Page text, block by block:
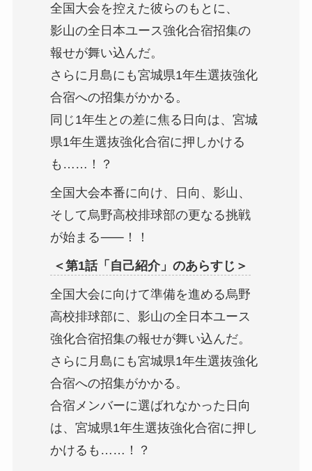
全国大会を控えた彼らのもとに、
影山の全日本ユース強化合宿招集の
報せが舞い込んだ。
さらに月島にも宮城県1年生選抜強化
合宿への招集がかかる。
同じ1年生との差に焦る日向は、 宮城
県1年生選抜強化合宿に押しかける
も……！？
全国大会本番に向け、
日向、影山、
そして烏野高校排球部の更なる挑戦
が始まる⸺！！
＜第1話「自己紹介」のあらすじ＞
全国大会に向けて準備を進める烏野
高校排球部に、影山の全日本ユース
強化合宿招集の報せが舞い込んだ。
さらに月島にも宮城県1年生選抜強化
合宿への招集がかかる。
合宿メンバーに選ばれなかった日向
は、宮城県1年生選抜強化合宿に押し
かけるも……！？